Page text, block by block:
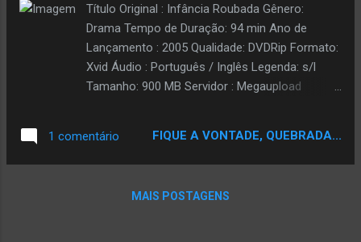
já realizavam na época da escravatura. E
quase todos ainda sem a plena consciência
de sua cidadania. O resultado desse quadro,
principalmente nas regiões rurais, onde
estavam os engenhos de açúcar e
grande contingente de negros libertos que
perpetrados por fazendeiros e senhores de
Título Original : Infância Roubada Gênero:
Drama Tempo de Duração: 94 min Ano de
Lançamento : 2005 Qualidade: DVDRip Formato:
Xvid Áudio : Português / Inglês Legenda: s/l
Tamanho: 900 MB Servidor : Megaupload
Melhor Filme Estrangeiro, Infância Roubada é
um filme que desperta muita emoção ao narrar
de Johanesburgo que furta o carro de uma
1 comentário FIQUE A VONTADE, QUEBRADA...
MAIS POSTAGENS